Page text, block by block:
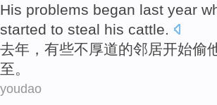
His problems began last year
started to steal his cattle.
去年 ，有些不厚道的邻居开始偷
至。
youdao